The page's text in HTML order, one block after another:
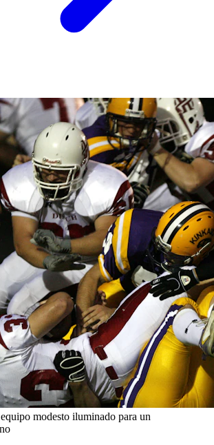
modesto iluminado para un